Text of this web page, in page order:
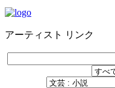
アーティスト リンク